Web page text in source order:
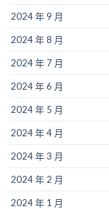
2024 年 9 月
2024 年 8 月
2024 年 7 月
2024 年 6 月
2024 年 5 月
2024 年 4 月
2024 年 3 月
2024 年 2 月
2024 年 1 月